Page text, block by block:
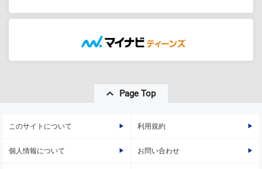
Page Top
このサイトについて 利用規約
個人情報について お問い合わせ